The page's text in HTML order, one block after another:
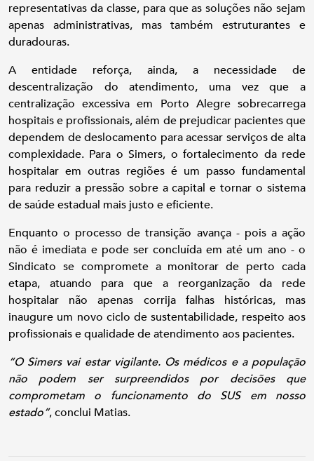
representativas da classe, para que as soluções não sejam
apenas administrativas, mas também estruturantes e
duradouras.
A entidade reforça, ainda, a necessidade de
descentralização do atendimento, uma vez que a
centralização excessiva em Porto Alegre sobrecarrega
hospitais e profissionais, além de prejudicar pacientes que
dependem de deslocamento para acessar serviços de alta
complexidade. Para o Simers, o fortalecimento da rede
hospitalar em outras regiões é um passo fundamental
para reduzir a pressão sobre a capital e tornar o sistema
de saúde estadual mais justo e eficiente.
Enquanto o processo de transição avança - pois a ação
não é imediata e pode ser concluída em até um ano - o
Sindicato se compromete a monitorar de perto cada
etapa, atuando para que a reorganização da rede
hospitalar não apenas corrija falhas históricas, mas
inaugure um novo ciclo de sustentabilidade, respeito aos
profissionais e qualidade de atendimento aos pacientes.
“O Simers vai estar vigilante. Os médicos e a população
não podem ser surpreendidos por decisões que
comprometam o funcionamento do SUS em nosso
estado”, conclui Matias.